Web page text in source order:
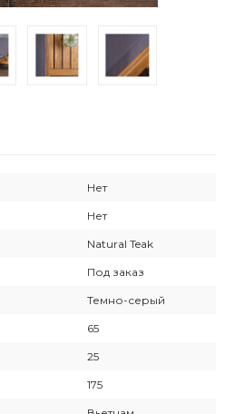
Нет
Нет
Natural Teak
Под заказ
Темно-серый
65
25
175